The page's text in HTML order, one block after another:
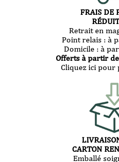
FRAIS DE
Retrait en
Point relais : à
Domicile : à
Offerts à partir de
Cliquez ici pour
CARTON
Emballé